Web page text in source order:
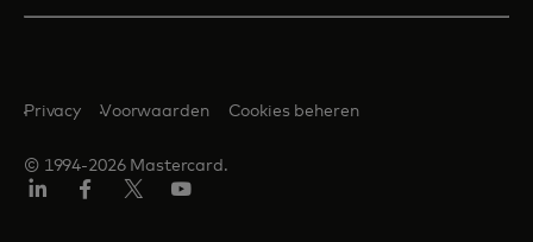
© 1994-2026 Mastercard.
Privacy Voorwaarden Cookies beheren